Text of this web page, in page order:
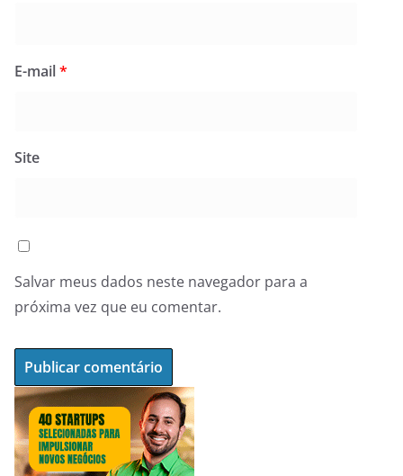
E-mail*
Site
Salvar meus dados neste navegador para a
próxima vez que eu comentar.